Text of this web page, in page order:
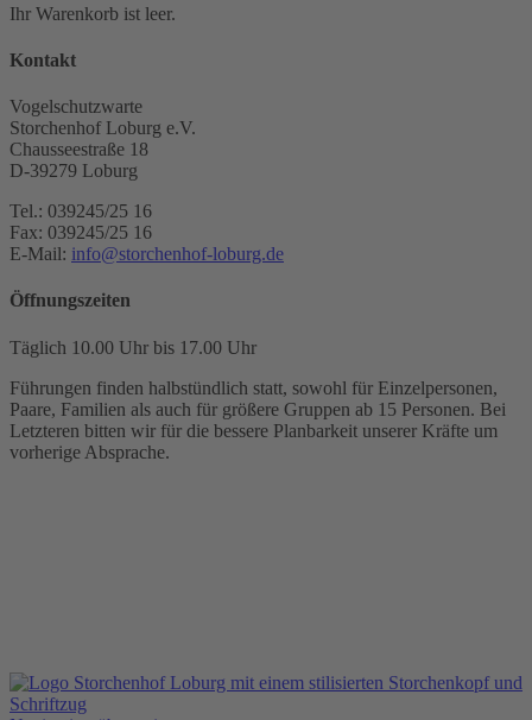
Ihr Warenkorb ist leer.
Kontakt
Vogelschutzwarte
Storchenhof Loburg e.V.
Chausseestraße 18
D-39279 Loburg
Tel.: 039245/25 16
Fax: 039245/25 16
E-Mail: info@storchenhof-loburg.de
Öffnungszeiten
Täglich 10.00 Uhr bis 17.00 Uhr
Führungen finden halbstündlich statt, sowohl für Einzelpersonen,
Paare, Familien als auch für größere Gruppen ab 15 Personen. Bei
Letzteren bitten wir für die bessere Planbarkeit unserer Kräfte um
vorherige Absprache.